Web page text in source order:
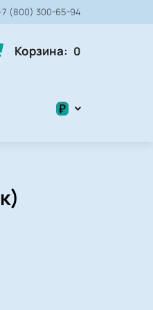
(800) 300-65-94
Корзина: 0
₽